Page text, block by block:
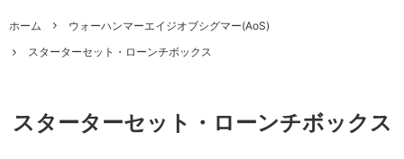
ホーム
ウォーハンマーエイジオブシグマー(AoS)
スターターセット・ローンチボックス
スターターセット・ローンチボックス